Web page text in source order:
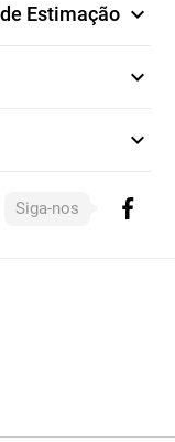
Estimação expand_more
expand_more
expand_more
Siga-nos